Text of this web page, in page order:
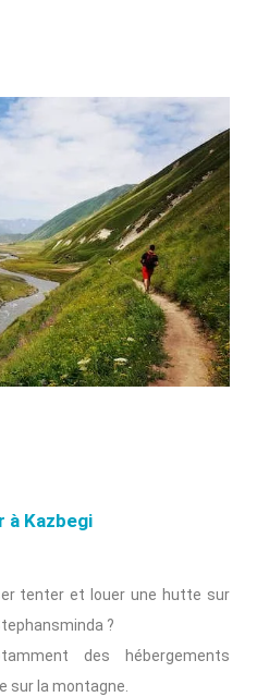
à Kazbegi
tenter et louer une hutte sur
?
des hébergements
sur la montagne.